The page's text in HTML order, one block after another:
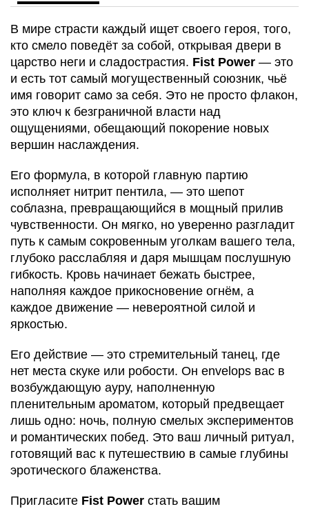
В мире страсти каждый ищет своего героя, того,
кто смело поведёт за собой, открывая двери в
царство неги и сладострастия. Fist Power — это
и есть тот самый могущественный союзник, чьё
имя говорит само за себя. Это не просто флакон,
это ключ к безграничной власти над
ощущениями, обещающий покорение новых
вершин наслаждения.
Его формула, в которой главную партию
исполняет нитрит пентила, — это шепот
соблазна, превращающийся в мощный прилив
чувственности. Он мягко, но уверенно разгладит
путь к самым сокровенным уголкам вашего тела,
глубоко расслабляя и даря мышцам послушную
гибкость. Кровь начинает бежать быстрее,
наполняя каждое прикосновение огнём, а
каждое движение — невероятной силой и
яркостью.
Его действие — это стремительный танец, где
нет места скуке или робости. Он envelops вас в
возбуждающую ауру, наполненную
пленительным ароматом, который предвещает
лишь одно: ночь, полную смелых экспериментов
и романтических побед. Это ваш личный ритуал,
готовящий вас к путешествию в самые глубины
эротического блаженства.
Пригласите Fist Power стать вашим